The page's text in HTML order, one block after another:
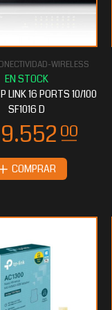
WIRELESS
LINK 16 PORTS 10/100
SF1016 D
COMPRAR